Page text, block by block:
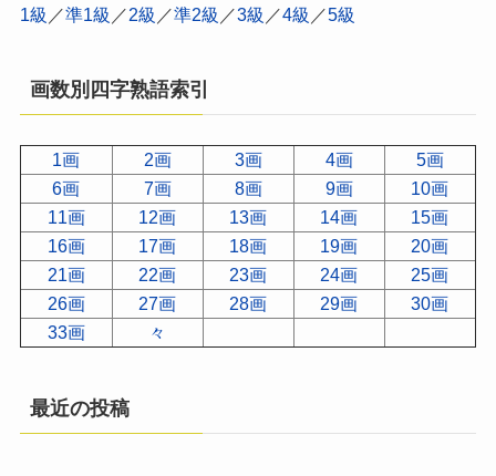
1級 ／準1級 ／2級 ／準2級 ／3級 ／4級 ／5級
画数別四字熟語索引
1画 2画 3画 4画
5画
6画
7画 8画 9画
10画
11画
12画 13画 14画
15画
16画
17画 18画 19画
20画
21画
22画 23画 24画
25画
26画
27画 28画 29画
30画
33画
々
最近の投稿